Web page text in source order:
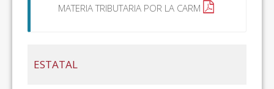
MATERIA TRIBUTARIA POR LA CARM
ESTATAL